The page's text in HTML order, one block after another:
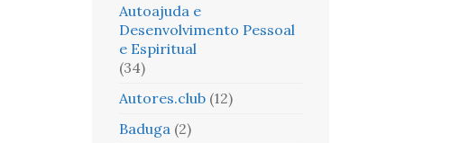
Autoajuda e
Desenvolvimento Pessoal
e Espiritual
(34)
Autores.club (12)
Baduga (2)